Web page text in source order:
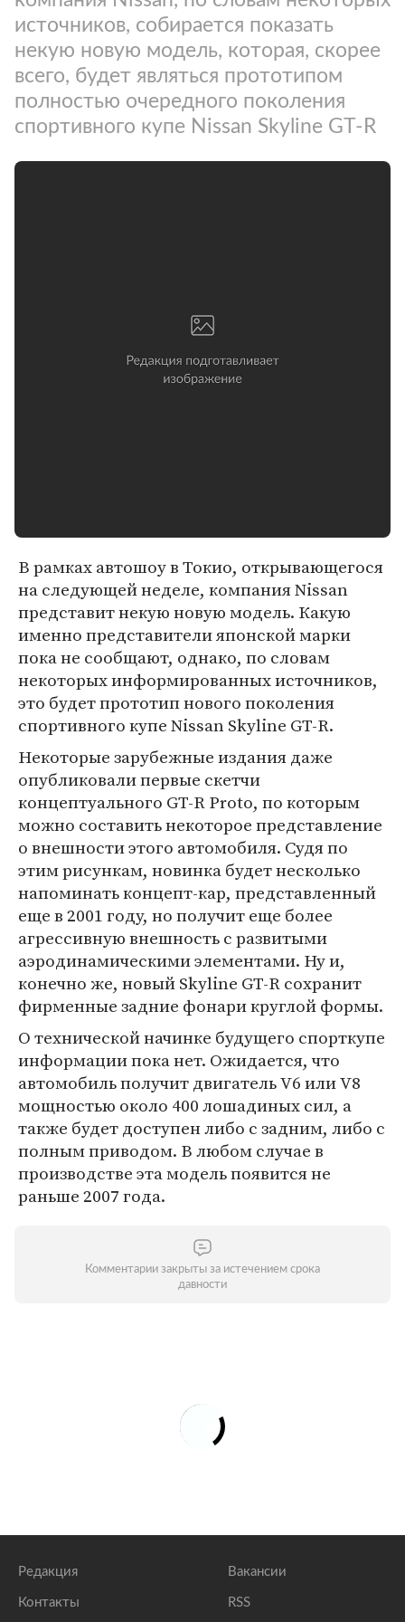
источников, собирается показать
некую новую модель, которая, скорее
всего, будет являться прототипом
полностью очередного поколения
спортивного купе Nissan Skyline GT-R
В рамках автошоу в Токио, открывающегося
на следующей неделе, компания Nissan
представит некую новую модель. Какую
именно представители японской марки
пока не сообщают, однако, по словам
некоторых информированных источников,
это будет прототип нового поколения
спортивного купе Nissan Skyline GT-R.
Некоторые зарубежные издания даже
опубликовали первые скетчи
концептуального GT-R Proto, по которым
можно составить некоторое представление
о внешности этого автомобиля. Судя по
этим рисункам, новинка будет несколько
напоминать концепт-кар, представленный
еще в 2001 году, но получит еще более
агрессивную внешность с развитыми
аэродинамическими элементами. Ну и,
конечно же, новый Skyline GT-R сохранит
фирменные задние фонари круглой формы.
О технической начинке будущего спорткупе
информации пока нет. Ожидается, что
автомобиль получит двигатель V6 или V8
мощностью около 400 лошадиных сил, а
также будет доступен либо с задним, либо с
полным приводом. В любом случае в
производстве эта модель появится не
раньше 2007 года.
Комментарии закрыты за истечением срока
давности
Редакция
Контакты
Вакансии
RSS